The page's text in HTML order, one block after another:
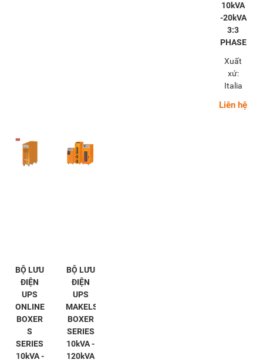
10kVA
-20kVA
3:3
PHASE
Xuất
xứ:
Italia
Liên hệ
BỘ LƯU
ĐIỆN
UPS
ONLINE
BOXER
S
SERIES
10kVA -
BỘ LƯU
ĐIỆN
UPS
MAKELSAN
BOXER
SERIES
10kVA -
120kVA